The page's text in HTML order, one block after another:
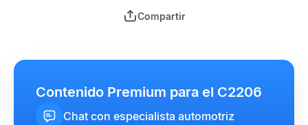
Compartir
Contenido Premium para el C2206
Chat con especialista automotriz